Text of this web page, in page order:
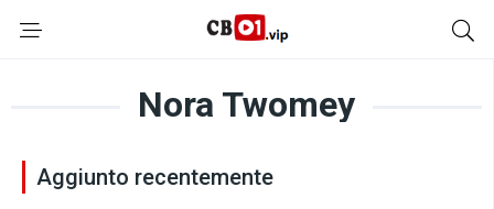
Nora Twomey
Aggiunto recentemente